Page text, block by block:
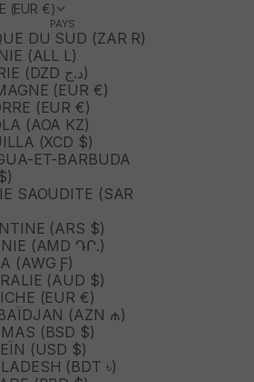
(EUR €)
PAYS
DU SUD (ZAR R)
(ALL L)
ALGÉRIE (DZD د.ج)
(EUR €)
(EUR €)
(AOA KZ)
(XCD $)
ET-BARBUDA
SAOUDITE (SAR
(ARS $)
(AMD ԴՐ.)
(AWG Ƒ)
(AUD $)
(EUR €)
(AZN ₼)
(BSD $)
(USD $)
(BDT ৳)